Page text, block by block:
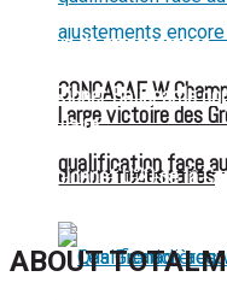
CONCACAF W
qualification face
Large victoire des
encore nécessaires
FIFA sous pression :
manque de transparence
Jean-Ricner Bellegarde
musculaire
Championnat U20 de la
ABOUT